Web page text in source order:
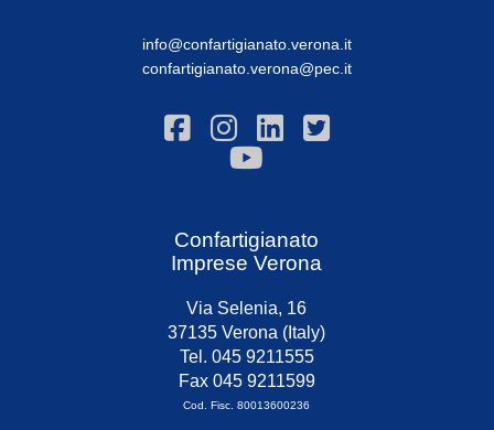
info@confartigianato.verona.it
confartigianato.verona@pec.it
Confartigianato
Imprese Verona
Via Selenia, 16
37135 Verona (Italy)
Tel. 045 9211555
Fax 045 9211599
Cod. Fisc. 80013600236